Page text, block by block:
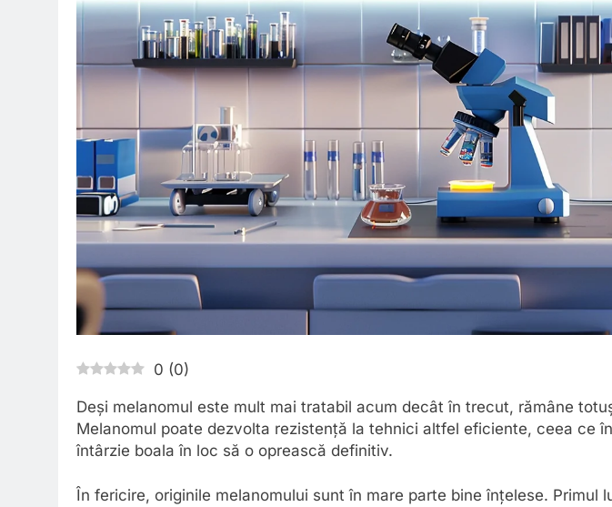
0 (0)
Deși melanomul este mult mai tratabil acum decât în trecut, rămâne
Melanomul poate dezvolta rezistență la tehnici altfel eficiente, ceea ce
întârzie boala în loc să o oprească definitiv.
În fericire, originile melanomului sunt în mare parte bine înțelese. Primul